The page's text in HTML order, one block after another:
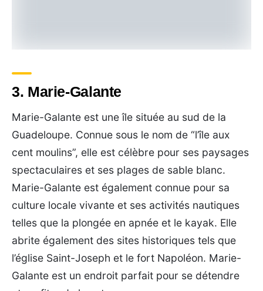
3. Marie-Galante
Marie-Galante est une île située au sud de la
Guadeloupe. Connue sous le nom de “l’île aux
cent moulins”, elle est célèbre pour ses paysages
spectaculaires et ses plages de sable blanc.
Marie-Galante est également connue pour sa
culture locale vivante et ses activités nautiques
telles que la plongée en apnée et le kayak. Elle
abrite également des sites historiques tels que
l’église Saint-Joseph et le fort Napoléon. Marie-
Galante est un endroit parfait pour se détendre